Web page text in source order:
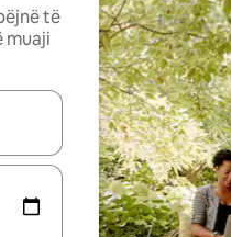
të
muaji
butonat e shigjetave lart e